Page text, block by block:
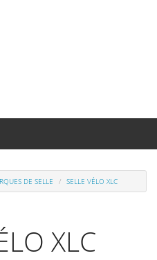
DE SELLE SELLE VÉLO XLC
XLC